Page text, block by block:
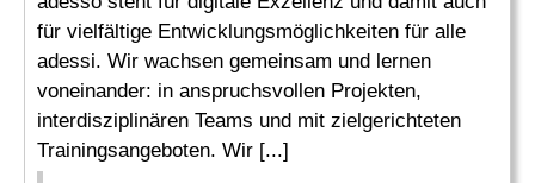
für vielfältige Entwicklungsmöglichkeiten für alle
adessi. Wir wachsen gemeinsam und lernen
voneinander: in anspruchsvollen Projekten,
interdisziplinären Teams und mit zielgerichteten
Trainingsangeboten. Wir [...]